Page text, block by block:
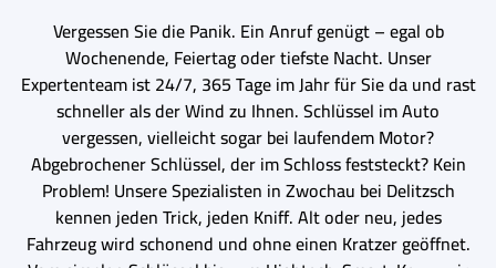
Vergessen Sie die Panik. Ein Anruf genügt – egal ob
Wochenende, Feiertag oder tiefste Nacht. Unser
Expertenteam ist 24/7, 365 Tage im Jahr für Sie da und rast
schneller als der Wind zu Ihnen. Schlüssel im Auto
vergessen, vielleicht sogar bei laufendem Motor?
Abgebrochener Schlüssel, der im Schloss feststeckt? Kein
Problem! Unsere Spezialisten in Zwochau bei Delitzsch
kennen jeden Trick, jeden Kniff. Alt oder neu, jedes
Fahrzeug wird schonend und ohne einen Kratzer geöffnet.